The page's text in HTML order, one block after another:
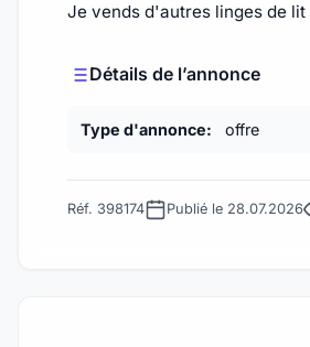
Je vends d'autres linges de lit
Détails de l’annonce
Type d'annonce: offre
Réf. 398174 Publié le 28.07.2026